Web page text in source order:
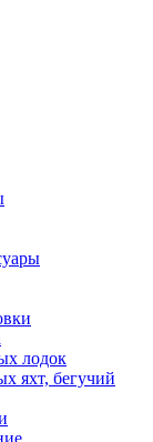
лодок
яхт, бегучий